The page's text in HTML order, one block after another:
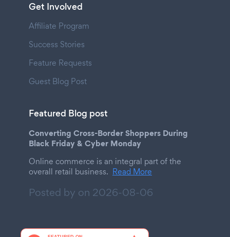
Get Involved
Affiliate Program
Success Stories
Feature Requests
Guest Blog Post
Featured Blog post
Converting Cross-Border Shoppers During
Black Friday & Cyber Monday
Online commerce is an integral part of the
overall retail business. Read More
Posted by on 2026-08-06